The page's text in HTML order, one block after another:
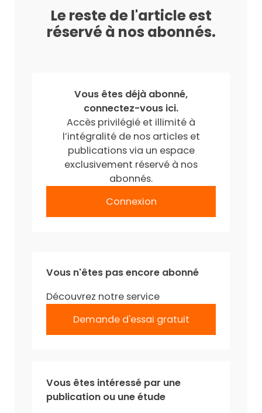
Le reste de l'article est
réservé à nos abonnés.
Vous êtes déjà abonné,
connectez-vous ici.
Accès privilégié et illimité à
l’intégralité de nos articles et
publications via un espace
exclusivement réservé à nos
abonnés.
Connexion
Vous n'êtes pas encore abonné
Découvrez notre service
Demande d'essai gratuit
Vous êtes intéressé par une
publication ou une étude